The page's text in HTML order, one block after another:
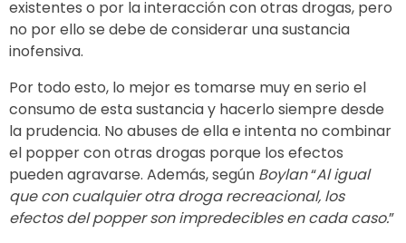
existentes o por la interacción con otras drogas, pero
no por ello se debe de considerar una sustancia
inofensiva.
Por todo esto, lo mejor es tomarse muy en serio el
consumo de esta sustancia y hacerlo siempre desde
la prudencia. No abuses de ella e intenta no combinar
el popper con otras drogas porque los efectos
pueden agravarse. Además, según Boylan“Al igual
que con cualquier otra droga recreacional, los
efectos del popper son impredecibles en cada caso.”